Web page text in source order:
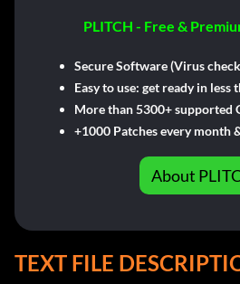
PLITCH - Free &
Secure Software (Virus
Easy to use: get ready in less
More than 5300+ supported
+1000 Patches every month
About
TEXT FILE